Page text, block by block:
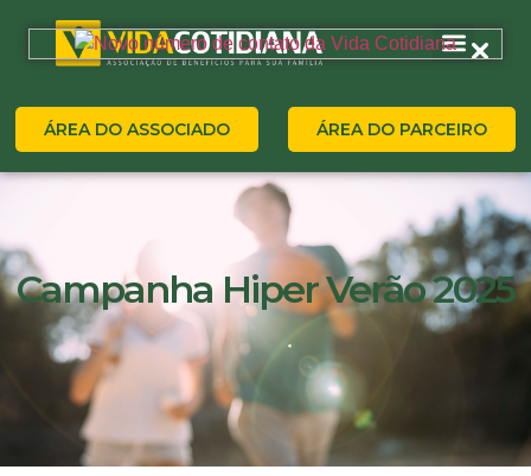
ÁREA DO ASSOCIADO ÁREA DO PARCEIRO
Campanha Hiper Verão 2025